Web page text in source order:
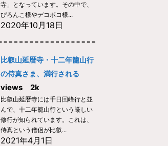
寺」となっています。その中で、
ぴろんこ様やデコボコ様...
2020年10月18日
比叡山延暦寺・十二年籠山行
の侍真さま、満行される
views 2k
比叡山延暦寺には千日回峰行と並
んで、十二年籠山行という厳しい
修行が知られています。これは、
侍真という僧侶が比叡...
2021年4月1日